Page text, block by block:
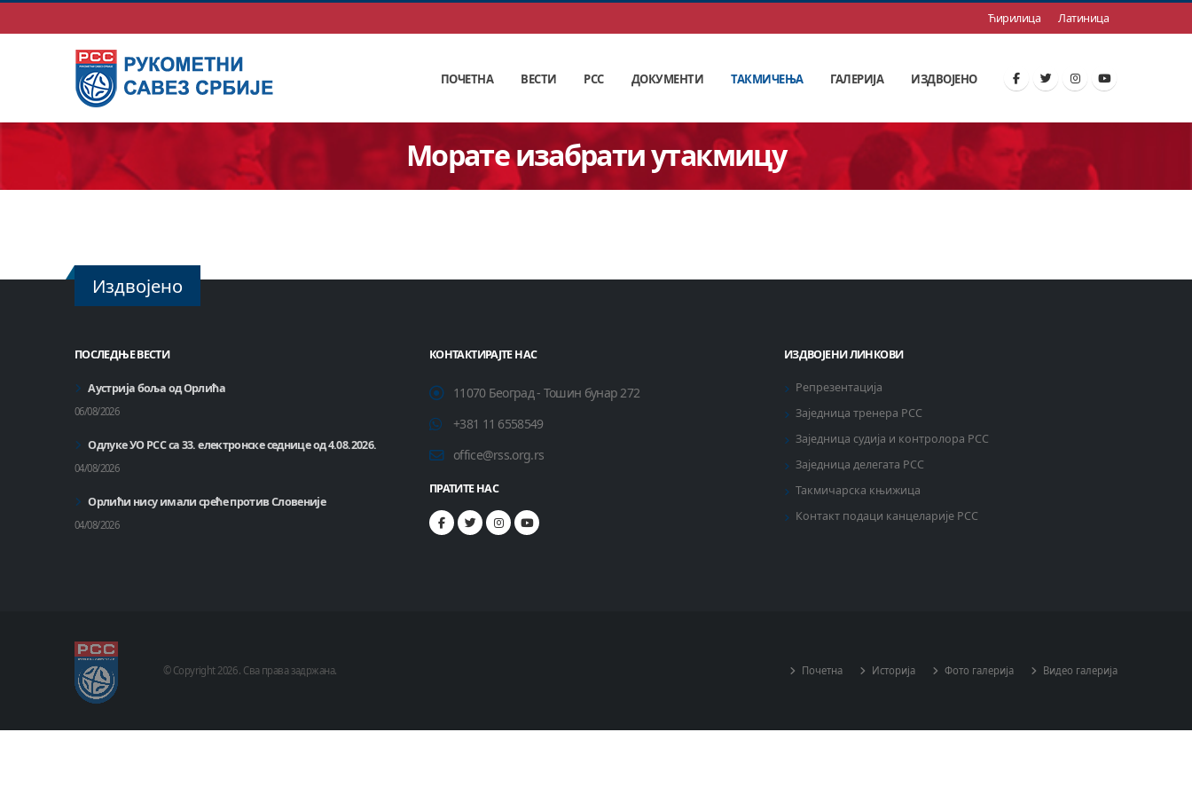
Ћирилица Латиница
ПОЧЕТНА ВЕСТИ РСС ДОКУМЕНТИ ТАКМИЧЕЊА ГАЛЕРИЈА ИЗДВОЈЕНО
Морате изабрати утакмицу
Издвојено
ПОСЛЕДЊЕ ВЕСТИ
Аустрија боља од Орлића
06/08/2026
Одлуке УО РСС са 33. електронске седнице од 4.08.2026.
04/08/2026
Орлићи нису имали среће против Словеније
04/08/2026
КОНТАКТИРАЈТЕ НАС
11070 Београд - Тошин бунар 272
+381 11 6558549
office@rss.org.rs
ПРАТИТЕ НАС
ИЗДВОЈЕНИ ЛИНКОВИ
Репрезентација
Заједница тренера РСС
Заједница судија и контролора РСС
Заједница делегата РСС
Такмичарска књижица
Контакт подаци канцеларије РСС
© Copyright 2026 . Сва права задржана. Почетна Историја Фото галерија Видео галерија